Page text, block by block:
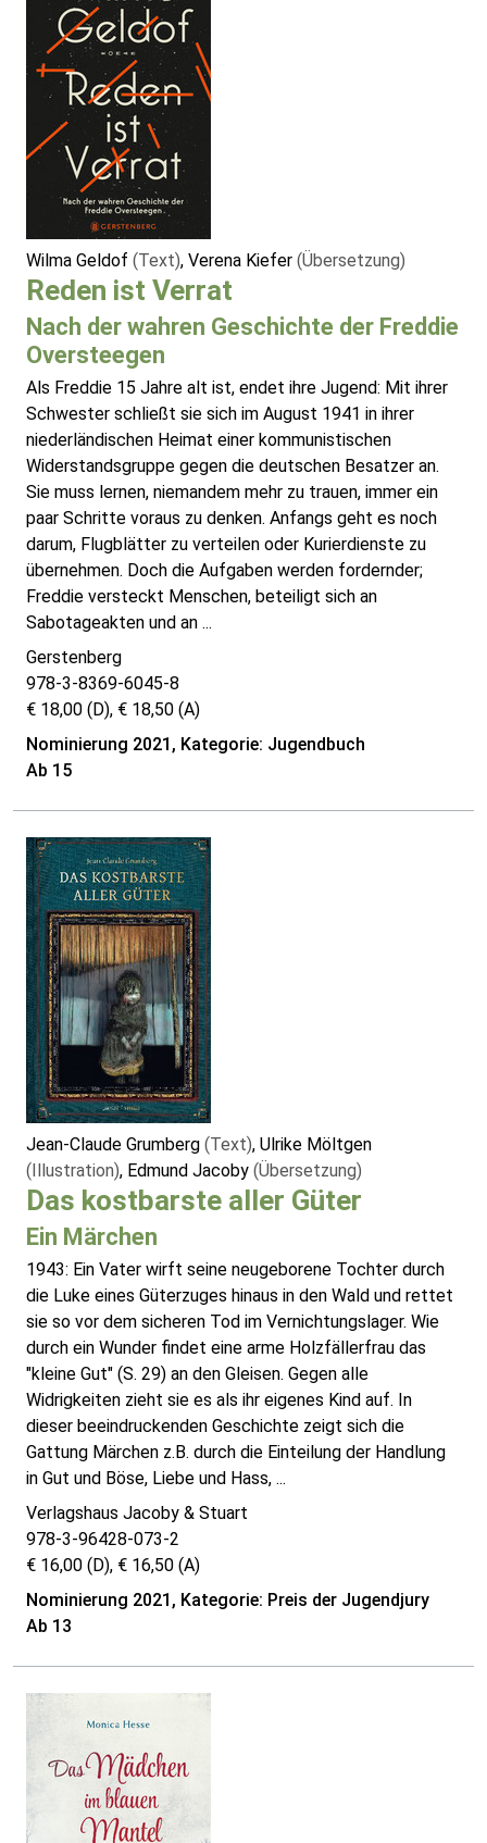
Wilma Geldof (Text), Verena Kiefer (Übersetzung)
Reden ist Verrat
Nach der wahren Geschichte der Freddie
Oversteegen
Als Freddie 15 Jahre alt ist, endet ihre Jugend: Mit ihrer
Schwester schließt sie sich im August 1941 in ihrer
niederländischen Heimat einer kommunistischen
Widerstandsgruppe gegen die deutschen Besatzer an.
Sie muss lernen, niemandem mehr zu trauen, immer ein
paar Schritte voraus zu denken. Anfangs geht es noch
darum, Flugblätter zu verteilen oder Kurierdienste zu
übernehmen. Doch die Aufgaben werden fordernder;
Freddie versteckt Menschen, beteiligt sich an
Sabotageakten und an ...
Gerstenberg
978-3-8369-6045-8
€ 18,00 (D), € 18,50 (A)
Nominierung 2021, Kategorie: Jugendbuch
Ab 15
Jean-Claude Grumberg (Text), Ulrike Möltgen
(Illustration), Edmund Jacoby (Übersetzung)
Das kostbarste aller Güter
Ein Märchen
1943: Ein Vater wirft seine neugeborene Tochter durch
die Luke eines Güterzuges hinaus in den Wald und rettet
sie so vor dem sicheren Tod im Vernichtungslager. Wie
durch ein Wunder findet eine arme Holzfällerfrau das
"kleine Gut" (S. 29) an den Gleisen. Gegen alle
Widrigkeiten zieht sie es als ihr eigenes Kind auf. In
dieser beeindruckenden Geschichte zeigt sich die
Gattung Märchen z.B. durch die Einteilung der Handlung
in Gut und Böse, Liebe und Hass, ...
Verlagshaus Jacoby & Stuart
978-3-96428-073-2
€ 16,00 (D), € 16,50 (A)
Nominierung 2021, Kategorie: Preis der Jugendjury
Ab 13